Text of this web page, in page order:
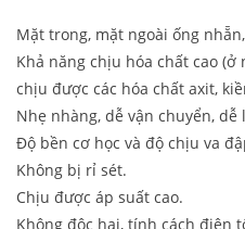
Mặt trong, mặt ngoài ống
Khả năng chịu hóa chất cao (ở
chịu được các hóa chất axit,
Nhẹ nhàng, dễ vận chuyển, dễ
Độ bền cơ học và độ chịu va
Không bị rỉ sét.
Chịu được áp suất cao.
Không độc hại, tính cách điện